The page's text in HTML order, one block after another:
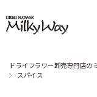
ドライフラワー卸売専門店の
スパイス